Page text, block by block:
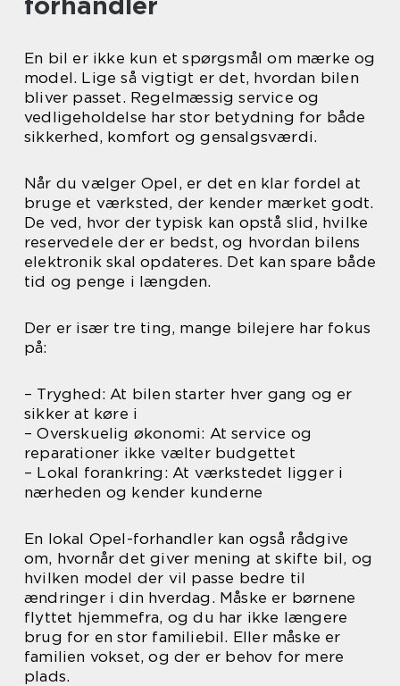
En bil er ikke kun et spørgsmål om mærke og
model. Lige så vigtigt er det, hvordan bilen
bliver passet. Regelmæssig service og
vedligeholdelse har stor betydning for både
sikkerhed, komfort og gensalgsværdi.
Når du vælger Opel, er det en klar fordel at
bruge et værksted, der kender mærket godt.
De ved, hvor der typisk kan opstå slid, hvilke
reservedele der er bedst, og hvordan bilens
elektronik skal opdateres. Det kan spare både
tid og penge i længden.
Der er især tre ting, mange bilejere har fokus
på:
– Tryghed: At bilen starter hver gang og er
sikker at køre i
– Overskuelig økonomi: At service og
reparationer ikke vælter budgettet
– Lokal forankring: At værkstedet ligger i
nærheden og kender kunderne
En lokal Opel-forhandler kan også rådgive
om, hvornår det giver mening at skifte bil, og
hvilken model der vil passe bedre til
ændringer i din hverdag. Måske er børnene
flyttet hjemmefra, og du har ikke længere
brug for en stor familiebil. Eller måske er
familien vokset, og der er behov for mere
plads.